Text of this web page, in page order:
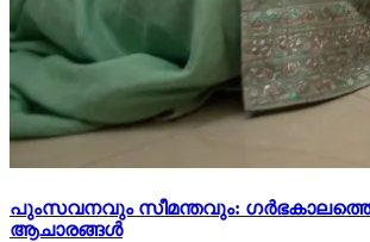
പുംസവനവും സീമന്തവും:
ആചാരങ്ങൾ